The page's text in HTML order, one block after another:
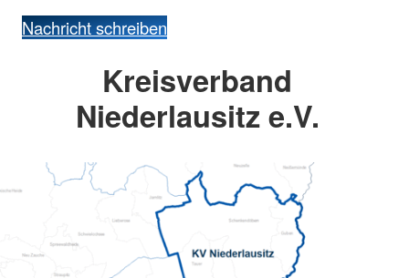
Nachricht schreiben
Kreisverband
Niederlausitz e.V.